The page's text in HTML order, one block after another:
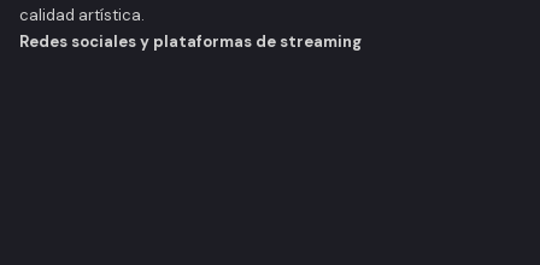
calidad artística.
Redes sociales y plataformas de streaming